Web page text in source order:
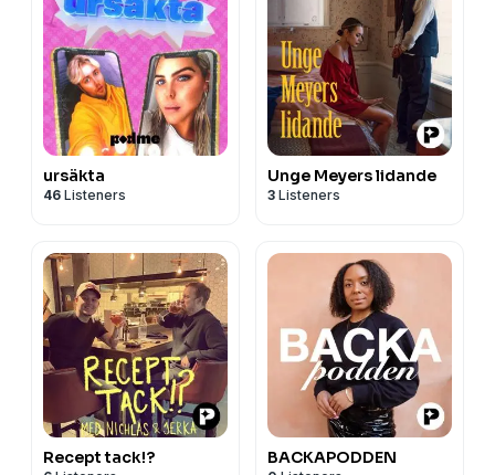
ursäkta
46 Listeners
Unge Meyers lidande
3 Listeners
Recept tack!? BACKAPODDEN